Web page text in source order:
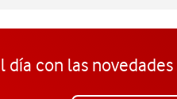
día con las